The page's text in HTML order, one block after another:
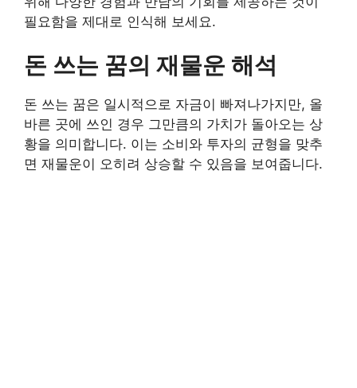
필요함을 제대로 인식해 보세요.
돈 쓰는 꿈의 재물운 해석
돈 쓰는 꿈은 일시적으로 자금이 빠져나가지만, 올
바른 곳에 쓰인 경우 그만큼의 가치가 돌아오는 상
황을 의미합니다. 이는 소비와 투자의 균형을 맞추
면 재물운이 오히려 상승할 수 있음을 보여줍니다.